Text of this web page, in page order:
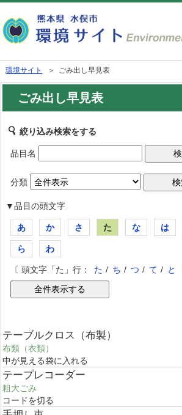
環境サイト ＞ ごみ出し早見表
ごみ出し早見表
絞り込み検索をする
品目名
分類
▼品目の頭文字
あ か さ た な は
ら わ
〔 頭文字「た」行： た / ち / つ / て / と
テーブルクロス（布製）
布類（衣類）
中が見える袋に入れる
テープレコーダー
粗大ごみ
コードを切る